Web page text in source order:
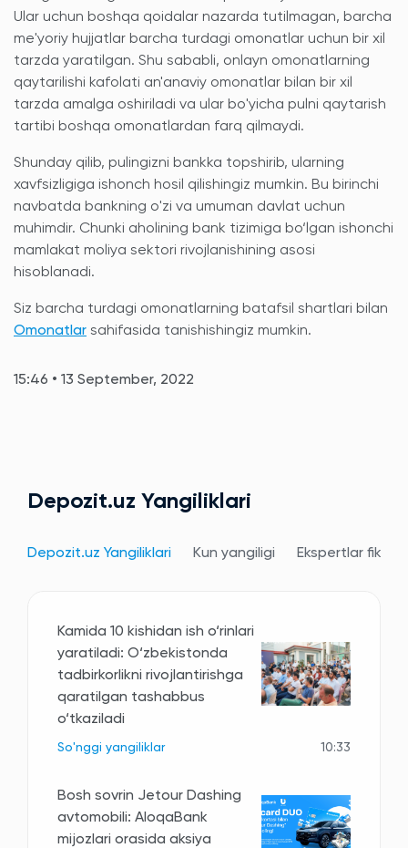
Ular uchun boshqa qoidalar nazarda tutilmagan, barcha
me'yoriy hujjatlar barcha turdagi omonatlar uchun bir xil
tarzda yaratilgan. Shu sababli, onlayn omonatlarning
qaytarilishi kafolati an'anaviy omonatlar bilan bir xil
tarzda amalga oshiriladi va ular bo'yicha pulni qaytarish
tartibi boshqa omonatlardan farq qilmaydi.
Shunday qilib, pulingizni bankka topshirib, ularning
xavfsizligiga ishonch hosil qilishingiz mumkin. Bu birinchi
navbatda bankning o'zi va umuman davlat uchun
muhimdir. Chunki aholining bank tizimiga bo‘lgan ishonchi
mamlakat moliya sektori rivojlanishining asosi
hisoblanadi.
Siz barcha turdagi omonatlarning batafsil shartlari bilan
Omonatlar sahifasida tanishishingiz mumkin.
15:46 • 13 September, 2022
Depozit.uz Yangiliklari
Depozit.uz Yangiliklari Kun yangiligi Ekspertlar fikri
Kamida 10 kishidan ish o‘rinlari
yaratiladi: O‘zbekistonda
tadbirkorlikni rivojlantirishga
qaratilgan tashabbus
o‘tkaziladi
So'nggi yangiliklar 10:33
Bosh sovrin Jetour Dashing
avtomobili: AloqaBank
mijozlari orasida aksiya